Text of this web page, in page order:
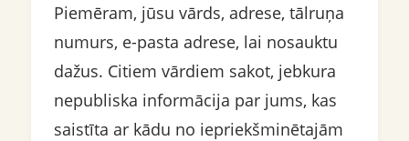
Piemēram, jūsu vārds, adrese, tālruņa
numurs, e-pasta adrese, lai nosauktu
dažus. Citiem vārdiem sakot, jebkura
nepubliska informācija par jums, kas
saistīta ar kādu no iepriekšminētajām